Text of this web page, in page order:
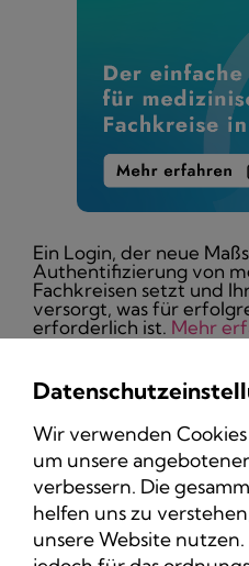
Ein Login, der neue
Authentifizierung von
Fachkreisen setzt und
versorgt, was für
erforderlich ist. Mehr
Wir verwenden
um unsere
verbessern. Die
helfen uns zu
unsere Website nutzen.